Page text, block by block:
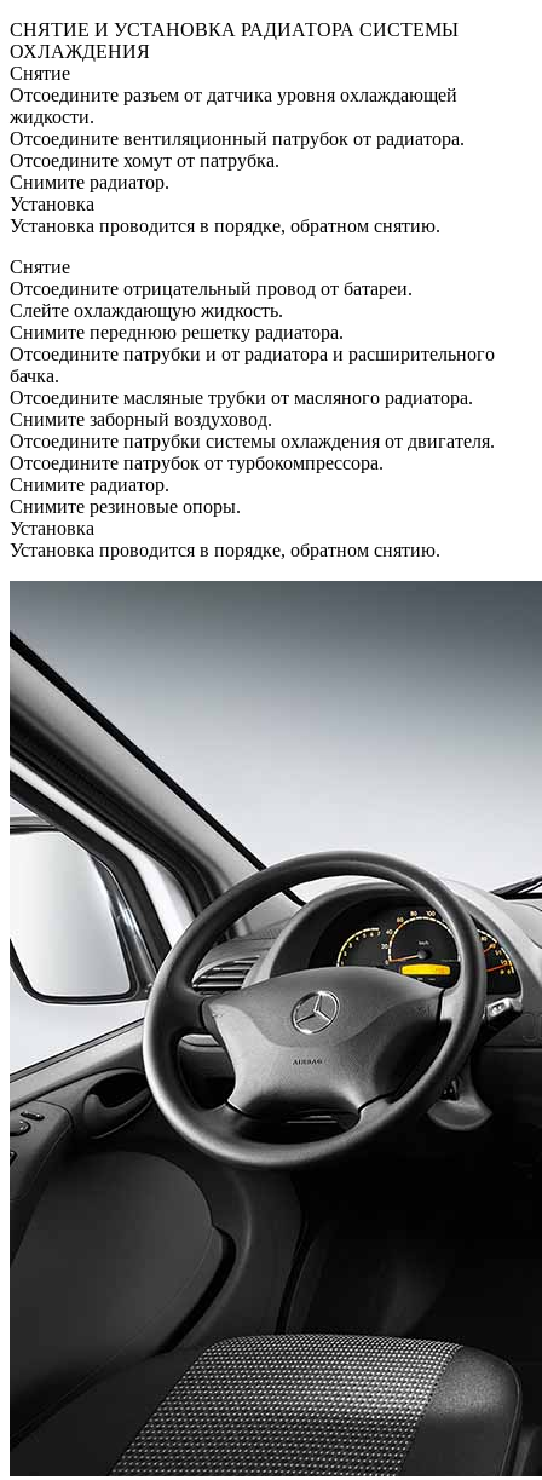
СНЯТИЕ И УСТАНОВКА РАДИАТОРА СИСТЕМЫ
ОХЛАЖДЕНИЯ
Снятие
Отсоедините разъем от датчика уровня охлаждающей
жидкости.
Отсоедините вентиляционный патрубок от радиатора.
Отсоедините хомут от патрубка.
Снимите радиатор.
Установка
Установка проводится в порядке, обратном снятию.
Снятие
Отсоедините отрицательный провод от батареи.
Слейте охлаждающую жидкость.
Снимите переднюю решетку радиатора.
Отсоедините патрубки и от радиатора и расширительного
бачка.
Отсоедините масляные трубки от масляного радиатора.
Снимите заборный воздуховод.
Отсоедините патрубки системы охлаждения от двигателя.
Отсоедините патрубок от турбокомпрессора.
Снимите радиатор.
Снимите резиновые опоры.
Установка
Установка проводится в порядке, обратном снятию.